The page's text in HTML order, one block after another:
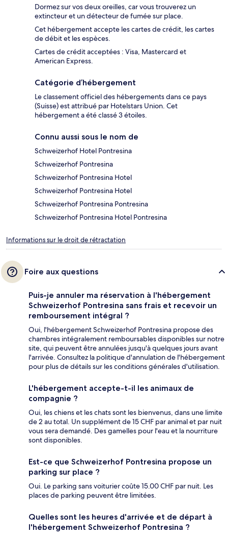
Dormez sur vos deux oreilles, car vous trouverez un
extincteur et un détecteur de fumée sur place.
Cet hébergement accepte les cartes de crédit, les cartes
de débit et les espèces.
Cartes de crédit acceptées : Visa, Mastercard et
American Express.
Catégorie d’hébergement
Le classement officiel des hébergements dans ce pays
(Suisse) est attribué par Hotelstars Union. Cet
hébergement a été classé 3 étoiles.
Connu aussi sous le nom de
Schweizerhof Hotel Pontresina
Schweizerhof Pontresina
Schweizerhof Pontresina Hotel
Schweizerhof Pontresina Hotel
Schweizerhof Pontresina Pontresina
Schweizerhof Pontresina Hotel Pontresina
Informations sur le droit de rétractation
Foire aux questions
Puis-je annuler ma réservation à l'hébergement
Schweizerhof Pontresina sans frais et recevoir un
remboursement intégral ?
Oui, l'hébergement Schweizerhof Pontresina propose des
chambres intégralement remboursables disponibles sur notre
site, qui peuvent être annulées jusqu'à quelques jours avant
l'arrivée. Consultez la politique d'annulation de l'hébergement
pour plus de détails sur les conditions générales d'utilisation.
L'hébergement accepte-t-il les animaux de
compagnie ?
Oui, les chiens et les chats sont les bienvenus, dans une limite
de 2 au total. Un supplément de 15 CHF par animal et par nuit
vous sera demandé. Des gamelles pour l'eau et la nourriture
sont disponibles.
Est-ce que Schweizerhof Pontresina propose un
parking sur place ?
Oui. Le parking sans voiturier coûte 15.00 CHF par nuit. Les
places de parking peuvent être limitées.
Quelles sont les heures d'arrivée et de départ à
l'hébergement Schweizerhof Pontresina ?